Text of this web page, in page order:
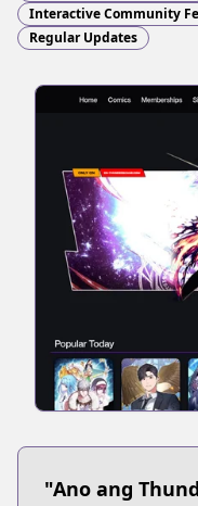
Interactive Community
Regular Updates
"Ano ang